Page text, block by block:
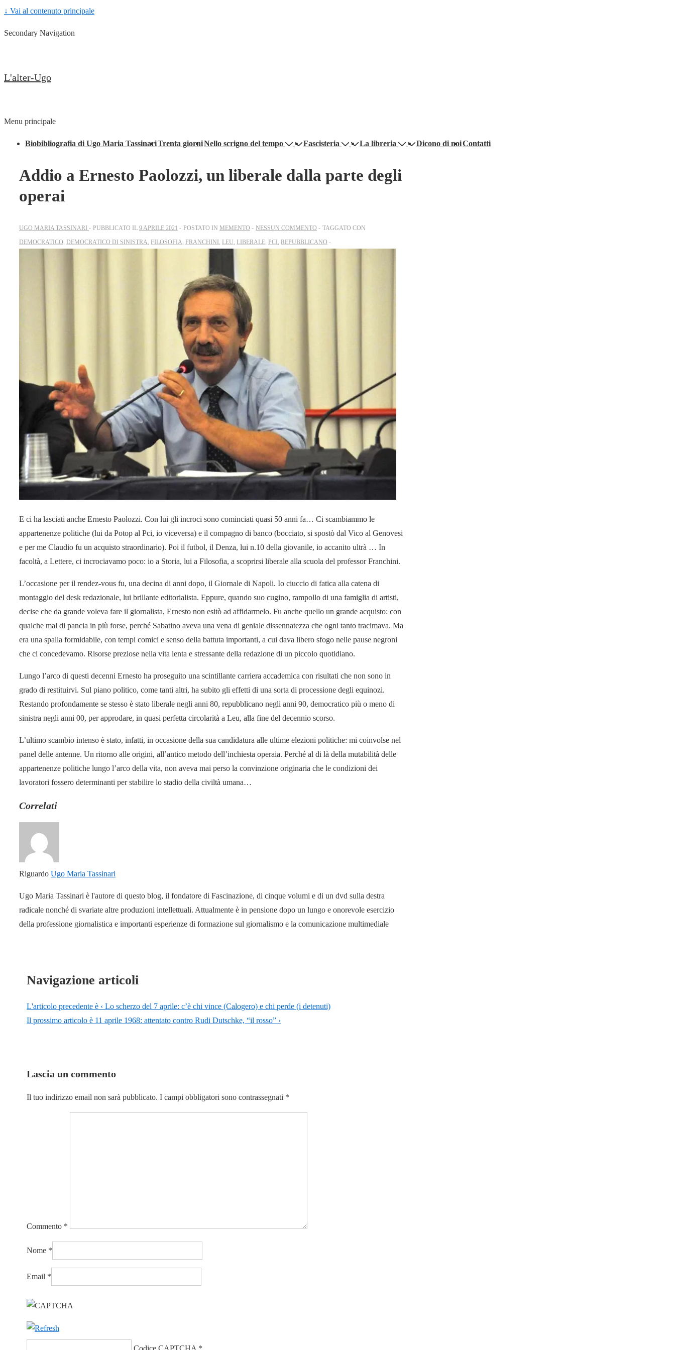
↓ Vai al contenuto principale
Secondary Navigation
L'alter-Ugo
Menu principale
Biobibliografia di Ugo Maria TassinariTrenta giorniNello scrigno del tempo Fascisteria La libreria Dicono di noiContatti
Addio a Ernesto Paolozzi, un liberale dalla parte degli
operai
UGO MARIA TASSINARI PUBBLICATO IL 9 APRILE 2021 POSTATO IN MEMENTO NESSUN COMMENTO
TAGGATO CON
DEMOCRATICO DEMOCRATICO DI SINISTRA FILOSOFIA FRANCHINI LEU LIBERALE PCI REPUBBLICANO
E ci ha lasciati anche Ernesto Paolozzi. Con lui gli incroci sono cominciati quasi 50 anni fa… Ci scambiammo le
appartenenze politiche (lui da Potop al Pci, io viceversa) e il compagno di banco (bocciato, si spostò dal Vico al Genovesi
e per me Claudio fu un acquisto straordinario). Poi il futbol, il Denza, lui n.10 della giovanile, io accanito ultrà … In
facoltà, a Lettere, ci incrociavamo poco: io a Storia, lui a Filosofia, a scoprirsi liberale alla scuola del professor Franchini.
L’occasione per il rendez-vous fu, una decina di anni dopo, il Giornale di Napoli. Io ciuccio di fatica alla catena di
montaggio del desk redazionale, lui brillante editorialista. Eppure, quando suo cugino, rampollo di una famiglia di artisti,
decise che da grande voleva fare il giornalista, Ernesto non esitò ad affidarmelo. Fu anche quello un grande acquisto: con
qualche mal di pancia in più forse, perché Sabatino aveva una vena di geniale dissennatezza che ogni tanto tracimava. Ma
era una spalla formidabile, con tempi comici e senso della battuta importanti, a cui dava libero sfogo nelle pause negroni
che ci concedevamo. Risorse preziose nella vita lenta e stressante della redazione di un piccolo quotidiano.
Lungo l’arco di questi decenni Ernesto ha proseguito una scintillante carriera accademica con risultati che non sono in
grado di restituirvi. Sul piano politico, come tanti altri, ha subito gli effetti di una sorta di processione degli equinozi.
Restando profondamente se stesso è stato liberale negli anni 80, repubblicano negli anni 90, democratico più o meno di
sinistra negli anni 00, per approdare, in quasi perfetta circolarità a Leu, alla fine del decennio scorso.
L’ultimo scambio intenso è stato, infatti, in occasione della sua candidatura alle ultime elezioni politiche: mi coinvolse nel
panel delle antenne. Un ritorno alle origini, all’antico metodo dell’inchiesta operaia. Perché al di là della mutabilità delle
appartenenze politiche lungo l’arco della vita, non aveva mai perso la convinzione originaria che le condizioni dei
lavoratori fossero determinanti per stabilire lo stadio della civiltà umana…
Correlati
Riguardo Ugo Maria Tassinari
Ugo Maria Tassinari è l'autore di questo blog, il fondatore di Fascinazione, di cinque volumi e di un dvd sulla destra
radicale nonché di svariate altre produzioni intellettuali. Attualmente è in pensione dopo un lungo e onorevole esercizio
della professione giornalistica e importanti esperienze di formazione sul giornalismo e la comunicazione multimediale
Navigazione articoli
L'articolo precedente è ‹ Lo scherzo del 7 aprile: c’è chi vince (Calogero) e chi perde (i detenuti)
Il prossimo articolo è 11 aprile 1968: attentato contro Rudi Dutschke, “il rosso” ›
Lascia un commento
Il tuo indirizzo email non sarà pubblicato. I campi obbligatori sono contrassegnati *
Commento *
Nome *
Email *
Codice CAPTCHA *